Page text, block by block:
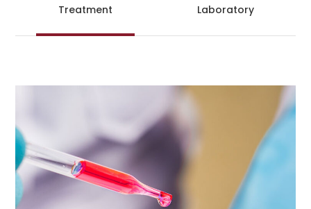
Treatment Laboratory